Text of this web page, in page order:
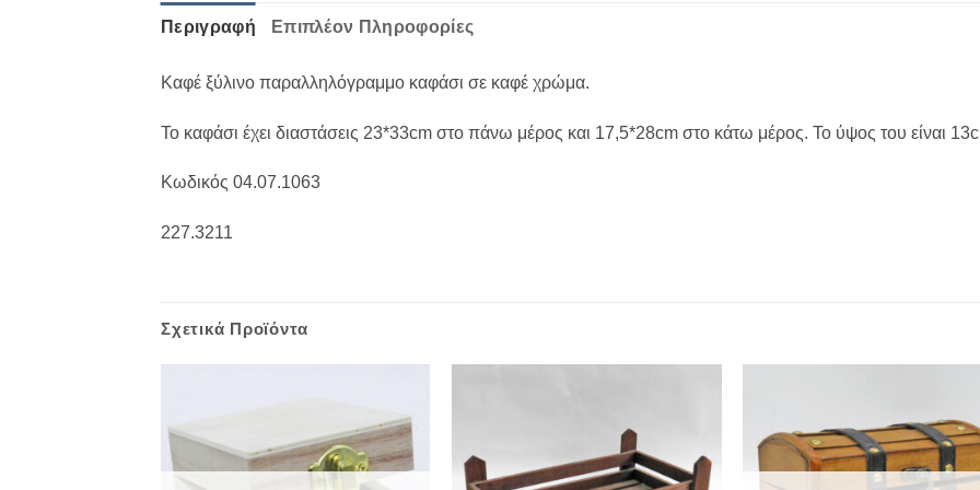
Περιγραφή Επιπλέον Πληροφορίες
Καφέ ξύλινο παραλληλόγραμμο καφάσι σε καφέ χρώμα.
Το καφάσι έχει διαστάσεις 23*33cm στο πάνω μέρος και 17,5*28cm στο κάτω μέρος. Το ύψος του είναι
Κωδικός 04.07.1063
227.3211
Σχετικά Προϊόντα